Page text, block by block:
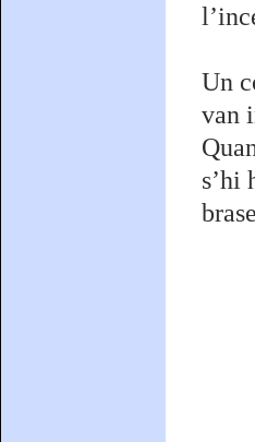
Un
van
s’hi